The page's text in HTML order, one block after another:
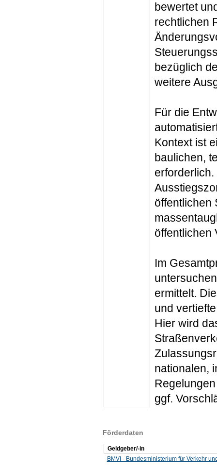
bewertet
rechtlichen
bezüglich
weitere
Für die
Kontext ist
baulichen,
öffentlichen
öffentlichen
Im
ermittelt.
und
Hier wird
nationalen,
ggf.
Förderdaten
Geldgeber/-in
BMVI - Bundesministerium für Verkehr